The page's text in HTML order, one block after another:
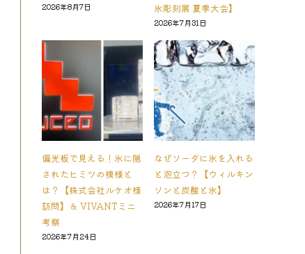
2026年8月7日
氷彫刻展 夏季大会】
2026年7月31日
偏光板で見える！氷に隠
されたヒミツの模様と
は？【株式会社ルケオ様
訪問】＆ VIVANTミニ
考察
2026年7月24日
なぜソーダに氷を入れる
と泡立つ？【ウィルキン
ソンと炭酸と氷】
2026年7月17日